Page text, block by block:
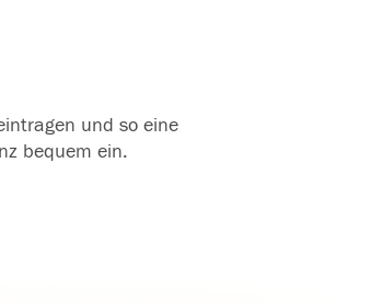
und so eine
bequem ein.